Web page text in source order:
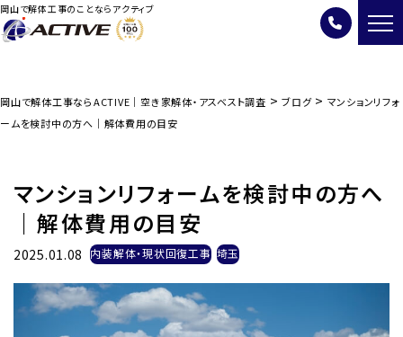
岡山で解体工事のことならアクティブ
岡山で解体工事ならACTIVE｜空き家解体・アスベスト調査 > ブログ> マンションリフォ
ームを検討中の方へ｜解体費用の目安
マンションリフォームを検討中の方へ
｜解体費用の目安
2025.01.08 内装解体・現状回復工事 埼玉